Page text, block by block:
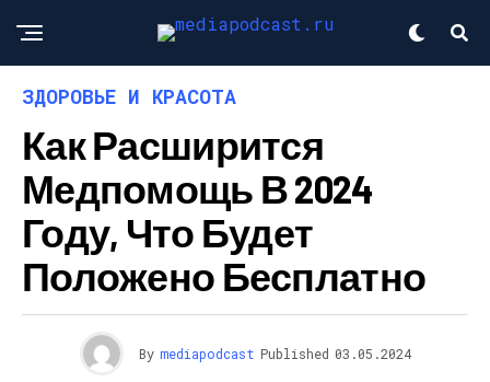
ЗДОРОВЬЕ И КРАСОТА
Как Расширится
Медпомощь В 2024
Году, Что Будет
Положено Бесплатно
By mediapodcast Published 03.05.2024